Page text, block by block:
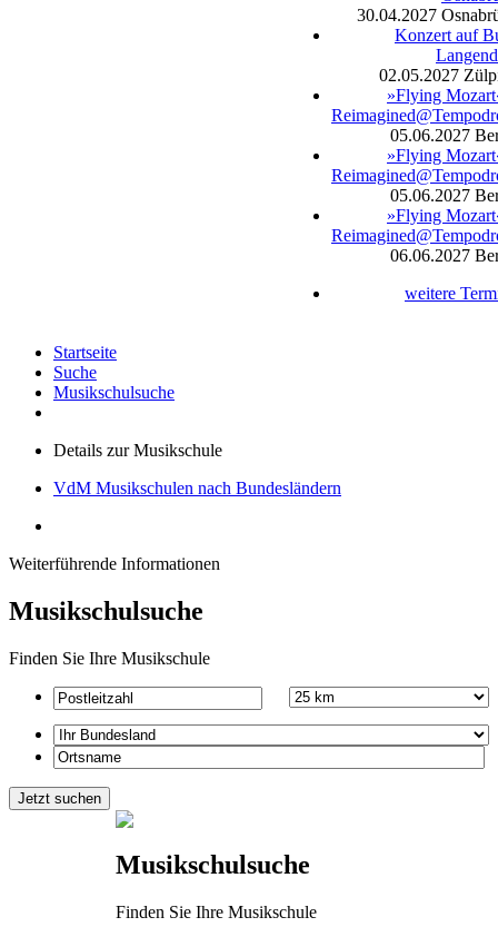
30.04.2027
Konzert auf
02.05.2027
»Flying
05.06.2027
»Flying
05.06.2027
»Flying
06.06.2027
weitere
Startseite
Suche
Musikschulsuche
Details zur Musikschule
VdM Musikschulen nach Bundesländern
Weiterführende Informationen
Musikschulsuche
Finden Sie Ihre Musikschule
Musikschulsuche
Finden Sie Ihre Musikschule